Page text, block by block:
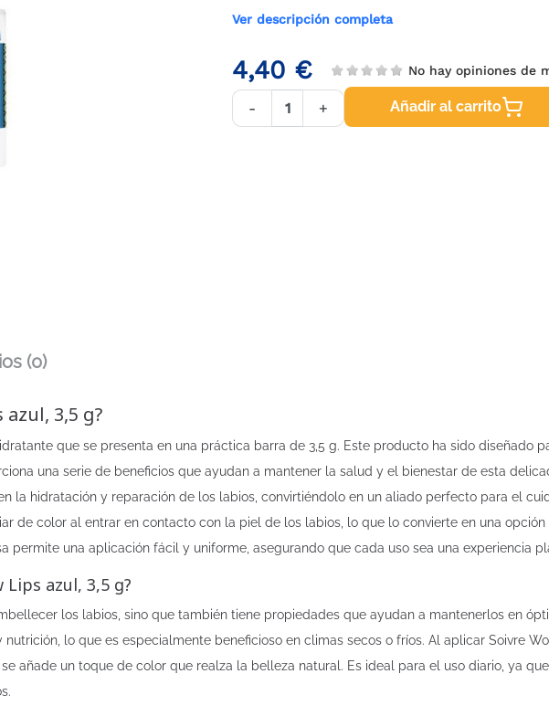
Ver descripción completa
4,40 € No hay opiniones de
- + Añadir al carrito
(0)
azul, 3,5 g?
que se presenta en una práctica barra de 3,5 g. Este producto ha sido diseñado
una serie de beneficios que ayudan a mantener la salud y el bienestar de esta
la hidratación y reparación de los labios, convirtiéndolo en un aliado perfecto para el
de color al entrar en contacto con la piel de los labios, lo que lo convierte en una
permite una aplicación fácil y uniforme, asegurando que cada uso sea una experiencia
Lips azul, 3,5 g?
los labios, sino que también tiene propiedades que ayudan a mantenerlos en
lo que es especialmente beneficioso en climas secos o fríos. Al aplicar Soivre
añade un toque de color que realza la belleza natural. Es ideal para el uso diario, ya